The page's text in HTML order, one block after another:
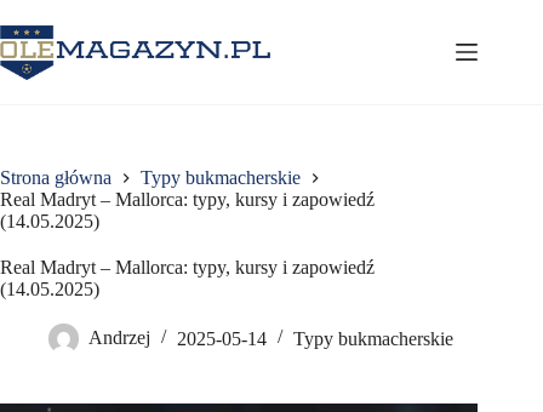
do
treści
Strona główna
Typy bukmacherskie
Real Madryt – Mallorca: typy, kursy i zapowiedź
(14.05.2025)
Real Madryt – Mallorca: typy, kursy i zapowiedź
(14.05.2025)
Andrzej 2025-05-14 Typy bukmacherskie